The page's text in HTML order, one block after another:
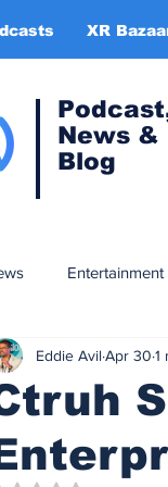
XR
News &
Blog
Entertainment
Training & simulation
Series China
Eddie Avil Apr 30 1